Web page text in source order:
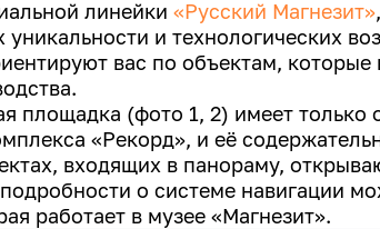
линейки «Русский Магнезит»
уникальности и технологических
вас по объектам,
площадка (фото 1, 2) имеет
«Рекорд», и её
входящих в панораму,
о системе навигации
работает в музее «Магнезит».